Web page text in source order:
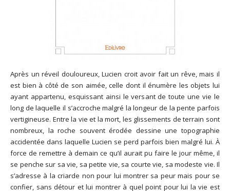
Après un réveil douloureux, Lucien croit avoir fait un rêve, mais il
est bien à côté de son aimée, celle dont il énumère les objets lui
ayant appartenu, esquissant ainsi le versant de toute une vie le
long de laquelle il s’accroche malgré la longeur de la pente parfois
vertigineuse. Entre la vie et la mort, les glissements de terrain sont
nombreux, la roche souvent érodée dessine une topographie
accidentée dans laquelle Lucien se perd parfois bien malgré lui. À
force de remettre à demain ce qu’il aurait pu faire le jour même, il
se penche sur sa vie, sa petite vie, sa courte vie, sa modeste vie. Il
s’adresse à la criarde non pour lui montrer sa peur mais pour se
confier, sans détour et lui montrer à quel point pour lui la vie est